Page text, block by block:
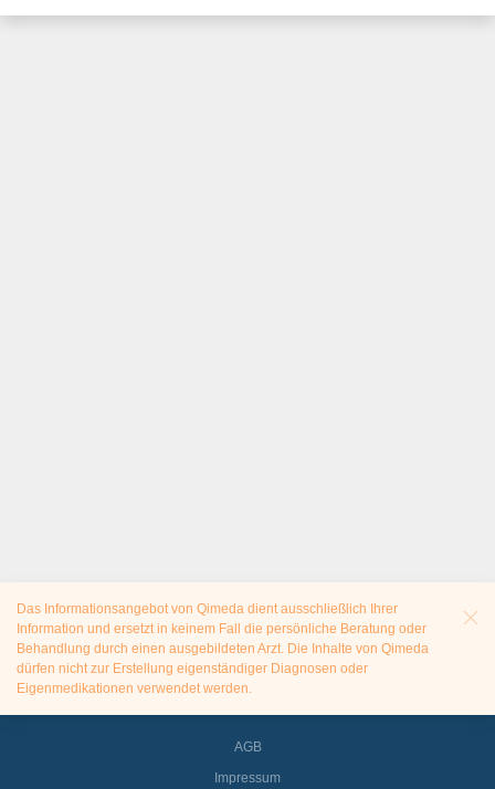
Das Informationsangebot von Qimeda dient ausschließlich Ihrer
Information und ersetzt in keinem Fall die persönliche Beratung oder
Behandlung durch einen ausgebildeten Arzt. Die Inhalte von Qimeda
dürfen nicht zur Erstellung eigenständiger Diagnosen oder
Eigenmedikationen verwendet werden.
AGB
Impressum